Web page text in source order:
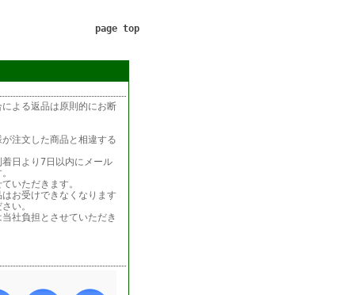
page top
よる返品は原則的にお断
注文した商品と相違する
日より7日以内にメール
いただきます。
お受けできなくなります
い。
社負担とさせていただき